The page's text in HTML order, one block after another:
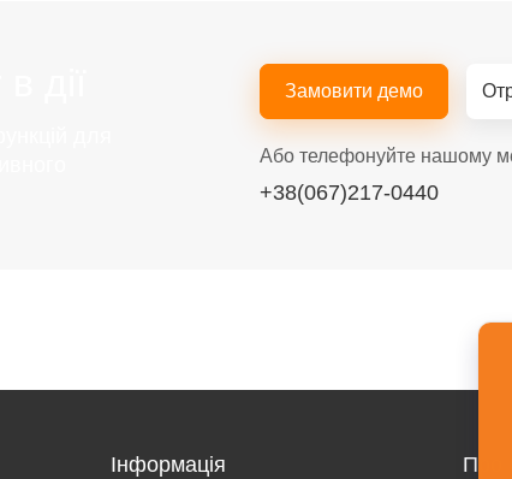
Замовити демо
Або телефонуйте нашому
+38(067)217-0440
Інформація Про